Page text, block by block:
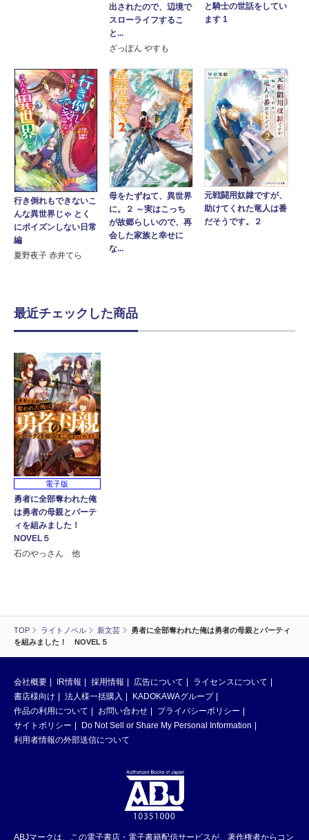
TOP ライトノベル 新文芸
勇者に全部奪われた俺は勇者の母親とパーティ
を組みました！ NOVEL５
出されたので、辺境で
スローライフするこ
と...
ざっぽん やすも
と騎士の世話をしてい
ます 1
行き倒れもできないこ
んな異世界じゃ とく
にポイズンしない日常
編
夏野夜子 赤井てら
母をたずねて、異世界
に。２ ～実はこっち
が故郷らしいので、再
会した家族と幸せに
な...
元戦闘用奴隷ですが、
助けてくれた竜人は番
だそうです。２
最近チェックした商品
電子版
勇者に全部奪われた俺
は勇者の母親とパーテ
ィを組みました！
NOVEL５
石のやっさん 他
会社概要 IR情報 採用情報 広告について
ライセンスについて
書店様向け
法人様一括購入
KADOKAWAグループ
作品の利用について
お問い合わせ
プライバシーポリシー
サイトポリシー
Do Not Sell or Share My Personal Information
利用者情報の外部送信について
ABJマークは、この電子書店・電子書籍配信サービスが、著作権者からコン